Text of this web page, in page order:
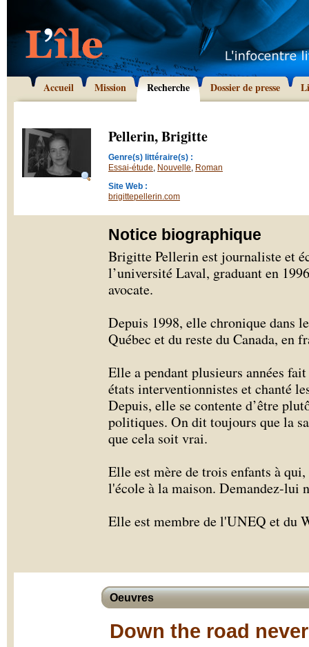
Accueil Mission Recherche Dossier de presse
Pellerin, Brigitte
Genre(s) littéraire(s) :
Essai-étude, Nouvelle, Roman
Site Web :
brigittepellerin.com
Notice biographique
Brigitte Pellerin est journaliste et
l’université Laval, graduant en
avocate.
Depuis 1998, elle chronique dans
Québec et du reste du Canada, en
Elle a pendant plusieurs années
états interventionnistes et chanté
Depuis, elle se contente d’être
politiques. On dit toujours que la
que cela soit vrai.
Elle est mère de trois enfants à
l'école à la maison. Demandez-
Elle est membre de l'UNEQ et du
Oeuvres
Down the road